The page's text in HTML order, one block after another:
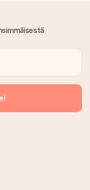
suoraan
yllätyksen!